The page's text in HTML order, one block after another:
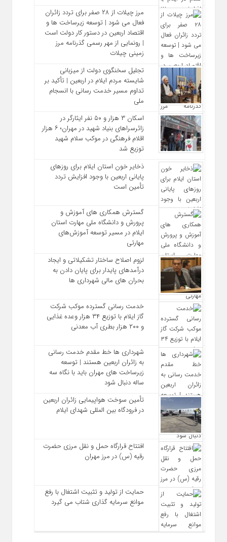
مرز چیلات از ۲۸ صفر برای تردد زائران
فعال می‌ شود | توسعه زیرساخت‌ ها و
اقتصاد اربعین در دستور کار دولت است
| رونمایی از مهر رسمی گذرنامه مرز
زمینی چیلات
تجلیل سخنگوی دولت از میزبانی
شایسته مردم ایلام در اربعین | تأکید بر
تداوم مسیر خدمت‌ رسانی با انسجام
ملی
اسکان ۳ هزار و ۵۰ نفر ایثارگر در
زائرسراهای بنیاد شهید در مهران؛ ۶ هزار
اقلام فرهنگی در موکب سلام شهید
توزیع شد
ذخایر خون استان ایلام برای روزهای
پایانی اربعین با وجود افزایش تردد
تأمین است
گسترش همکاری‌ های آموزش و
پرورش و دانشگاه ملی مهارت استان
ایلام در مسیر توسعه آموزش‌های
مهارتی
لزوم اصلاح ساختار تشکیلاتی و ایجاد
درآمدهای پایدار برای پایان دادن به
بحران‌ های مالی شهرداری‌ ها
خدمت رسانی گسترده موکب شرکت
گاز ایلام با توزیع ۳۴ هزار وعده غذایی
و ۲۰۰ هزار بطری آب معدنی
شهرداری‌ ها خط مقدم خدمت ‌رسانی
به زائران اربعین هستند | توسعه
زیرساخت ‌های مهران باید با نگاه سه‌
ساله دنبال شود
تأمین سوخت هواپیمایی زائران اربعین
در فرودگاه بین المللی شهدای ایلام
افتتاح قرارگاه حمل‌ و نقل مرزی حضرت
رقیه (س) در مرز مهران
حمایت از تولید و تثبیت اشتغال با رفع
موانع سرمایه‌ گذاری شتاب می‌ گیرد